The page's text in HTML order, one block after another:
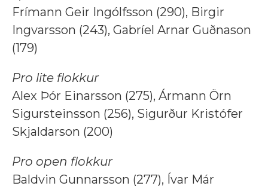
Frímann Geir Ingólfsson (290), Birgir
Ingvarsson (243), Gabríel Arnar Guðnason
(179)
Pro lite flokkur
Alex Þór Einarsson (275), Ármann Örn
Sigursteinsson (256), Sigurður Kristófer
Skjaldarson (200)
Pro open flokkur
Baldvin Gunnarsson (277), Ívar Már